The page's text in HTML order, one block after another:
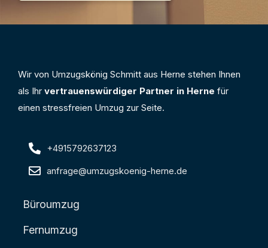
Wir von Umzugskönig Schmitt aus Herne stehen Ihnen
als Ihr vertrauenswürdiger Partner in Herne für
einen stressfreien Umzug zur Seite.
+4915792637123
anfrage@umzugskoenig-herne.de
Büroumzug
Fernumzug